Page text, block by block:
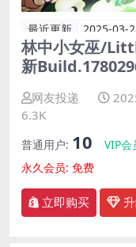
最近更新 2025-03-
林中小女巫/
新
网友投递
6.3K
普通用户: 10 VIP会
永久会员: 免费
立即购买